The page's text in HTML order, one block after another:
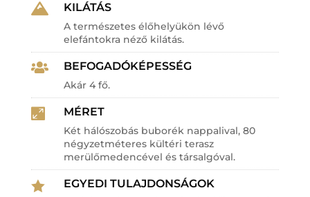
 KILÁTÁS
A természetes élőhelyükön lévő
elefántokra néző kilátás.
 BEFOGADÓKÉPESSÉG
Akár 4 fő.
 MÉRET
Két hálószobás buborék nappalival, 80
négyzetméteres kültéri terasz
merülőmedencével és társalgóval.
 EGYEDI TULAJDONSÁGOK